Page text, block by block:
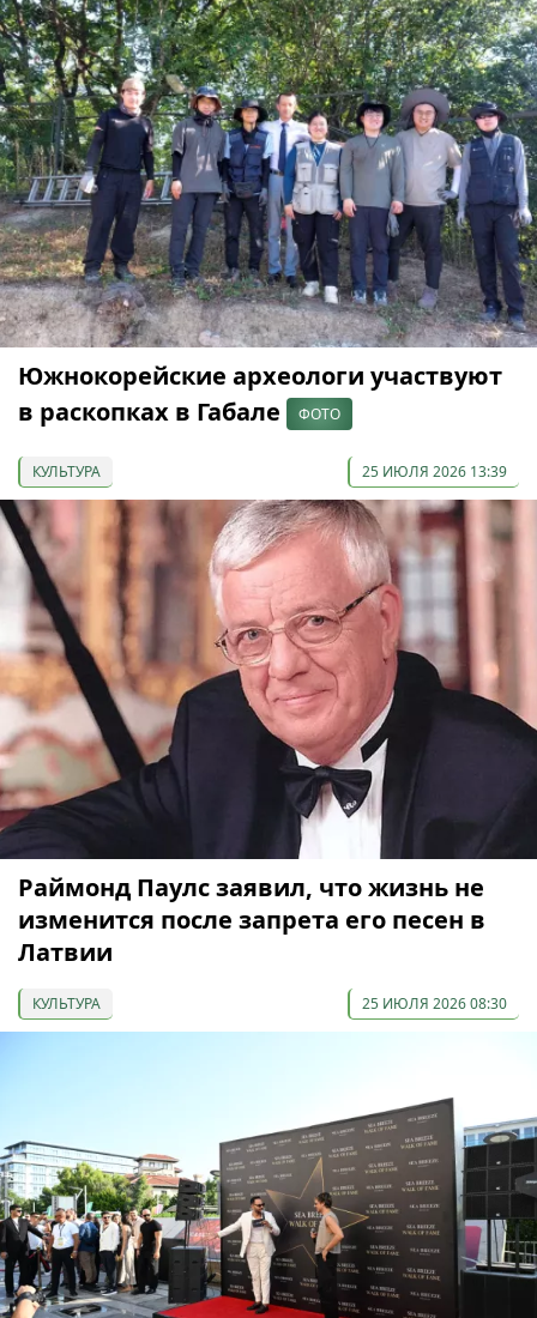
Южнокорейские археологи участвуют
в раскопках в Габале
ФОТО
КУЛЬТУРА 25 ИЮЛЯ 2026 13:39
Раймонд Паулс заявил, что жизнь не
изменится после запрета его песен в
Латвии
КУЛЬТУРА 25 ИЮЛЯ 2026 08:30